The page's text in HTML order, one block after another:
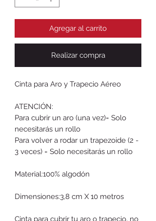
Agregar al carrito
Realizar compra
Cinta para Aro y Trapecio Aéreo
ATENCIÓN:
Para cubrir un aro (una vez)= Solo
necesitarás un rollo
Para volver a rodar un trapezoide (2 -
3 veces) = Solo necesitarás un rollo
Material:100% algodón
Dimensiones:3,8 cm X 10 metros
Cinta para cubrir tu aro o trapecio, no